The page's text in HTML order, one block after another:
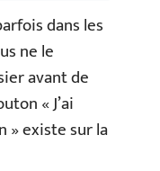
dans les
ne le
avant de
« J’ai
» existe sur la